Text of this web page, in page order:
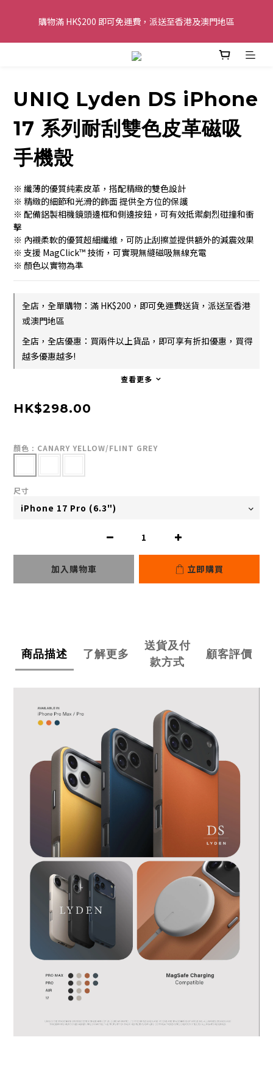
購物滿 HK$200 即可免運費，派送至香港及澳門地區
購物滿 HK$200 即可免運費，派送至香港及澳門地區
全單金額：每滿 HK$250，以轉數快或八達通方式付款，額外再減
歡迎 WhatsApp 6123 6918 查詢或電郵到
購物滿 HK$200 即可免運費，派送至香港及澳門地區
UNIQ Lyden DS iPhone
17 系列耐刮雙色皮革磁吸
手機殼
※ 纖薄的優質純素皮革，搭配精緻的雙色設計
※ 精緻的細節和光滑的飾面 提供全方位的保護
※ 配備鋁製相機鏡頭邊框和側邊按鈕，可有效抵禦劇烈碰撞和衝
擊
※ 內襯柔軟的優質超細纖維，可防止刮擦並提供額外的減震效果
※ 支援 MagClick™ 技術，可實現無縫磁吸無線充電
※ 顏色以實物為準
全店，全單購物：滿 HK$200，即可免運費送貨，派送至香港
或澳門地區
全店，全店優惠：買兩件以上貨品，即可享有折扣優惠，買得
越多優惠越多!
查看更多
HK$298.00
顏色 : CANARY YELLOW/FLINT GREY
尺寸
加入購物車 立即購買
商品描述 了解更多
送貨及付
款方式
顧客評價